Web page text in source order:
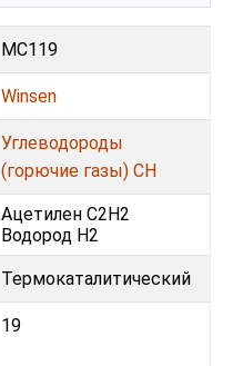
MC119
Winsen
Углеводороды
(горючие газы) CH
Ацетилен C2H2
Водород H2
Термокаталитический
19